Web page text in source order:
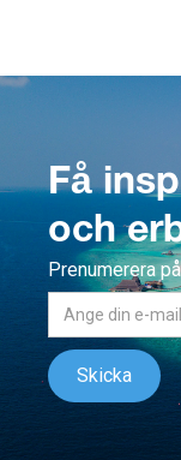
Få
och
Prenumerera